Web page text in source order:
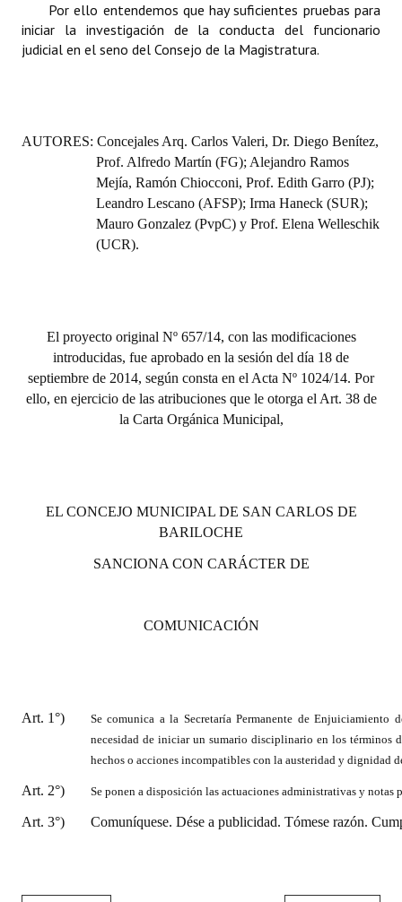
Por ello entendemos que hay suficientes pruebas para
iniciar la investigación de la conducta del funcionario
judicial en el seno del Consejo de la Magistratura.
AUTORES: Concejales Arq. Carlos Valeri, Dr. Diego Benítez,
Prof. Alfredo Martín (FG); Alejandro Ramos
Mejía, Ramón Chiocconi, Prof. Edith Garro (PJ);
Leandro Lescano (AFSP); Irma Haneck (SUR);
Mauro Gonzalez (PvpC) y Prof. Elena Welleschik
(UCR).
El proyecto original Nº 657/14, con las modificaciones
introducidas, fue aprobado en la sesión del día 18 de
septiembre de 2014, según consta en el Acta Nº 1024/14. Por
ello, en ejercicio de las atribuciones que le otorga el Art. 38 de
la Carta Orgánica Municipal,
EL CONCEJO MUNICIPAL DE SAN CARLOS DE
BARILOCHE
SANCIONA CON CARÁCTER DE
COMUNICACIÓN
Art. 1°)
Se comunica a la Secretaría Permanente de
necesidad de iniciar un sumario disciplinario en los
hechos o acciones incompatibles con la austeridad y dignidad
Art. 2°) Se ponen a disposición las actuaciones administrativas y notas
Art. 3°) Comuníquese. Dése a publicidad. Tómese razón.